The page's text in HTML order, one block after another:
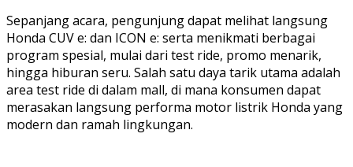
Sepanjang acara, pengunjung dapat melihat langsung
Honda CUV e: dan ICON e: serta menikmati berbagai
program spesial, mulai dari test ride, promo menarik,
hingga hiburan seru. Salah satu daya tarik utama adalah
area test ride di dalam mall, di mana konsumen dapat
merasakan langsung performa motor listrik Honda yang
modern dan ramah lingkungan.